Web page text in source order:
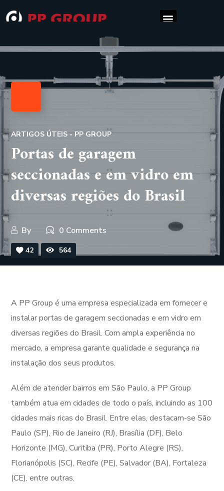
ARTIGOS ÚTEIS - PP GROUP
Portas de garagem
seccionadas e em vidro em
diversas regiões do Brasil
By 0 Comments
42 564
A PP Group é uma empresa especializada em fornecer e
instalar portas de garagem seccionadas e em vidro em
diversas regiões do Brasil. Com ampla experiência no
mercado, a empresa garante qualidade e segurança na
instalação dos seus produtos.
Além de atender bairros em São Paulo, a PP Group
também atua em cidades de todo o país, incluindo as 100
cidades mais ricas do Brasil. Entre elas, destacam-se São
Paulo (SP), Rio de Janeiro (RJ), Brasília (DF), Belo
Horizonte (MG), Curitiba (PR), Porto Alegre (RS),
Florianópolis (SC), Recife (PE), Salvador (BA), Fortaleza
(CE), entre outras.